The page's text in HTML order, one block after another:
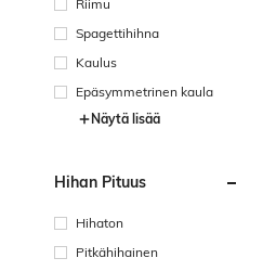
Riimu
Spagettihihna
Kaulus
Epäsymmetrinen kaula
Näytä lisää
Hihan Pituus
Hihaton
Pitkähihainen